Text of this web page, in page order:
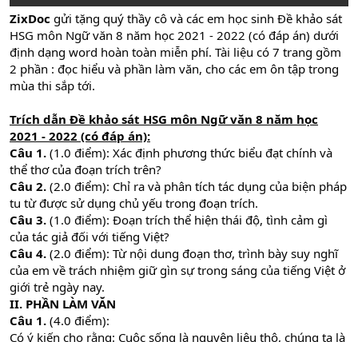
ZixDoc gửi tặng quý thầy cô và các em học sinh Đề khảo sát
HSG môn Ngữ văn 8 năm học 2021 - 2022 (có đáp án) dưới
định dạng word hoàn toàn miễn phí. Tài liệu có 7 trang gồm
2 phần : đọc hiểu và phần làm văn, cho các em ôn tập trong
mùa thi sắp tới.
Trích dẫn Đề khảo sát HSG môn Ngữ văn 8 năm học
2021 - 2022 (có đáp án):
Câu 1. (1.0 điểm): Xác định phương thức biểu đạt chính và
thể thơ của đoạn trích trên?
Câu 2. (2.0 điểm): Chỉ ra và phân tích tác dụng của biện pháp
tu từ được sử dụng chủ yếu trong đoạn trích.
Câu 3. (1.0 điểm): Đoạn trích thể hiện thái độ, tình cảm gì
của tác giả đối với tiếng Việt?
Câu 4. (2.0 điểm): Từ nội dung đoạn thơ, trình bày suy nghĩ
của em về trách nhiệm giữ gìn sự trong sáng của tiếng Việt ở
giới trẻ ngày nay.
II. PHẦN LÀM VĂN
Câu 1. (4.0 điểm):
Có ý kiến cho rằng: Cuộc sống là nguyên liệu thô, chúng ta là